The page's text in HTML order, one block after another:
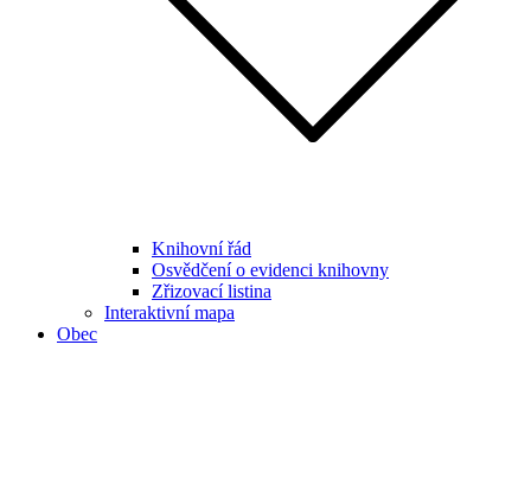
Knihovní řád
Osvědčení o evidenci knihovny
Zřizovací listina
Interaktivní mapa
Obec